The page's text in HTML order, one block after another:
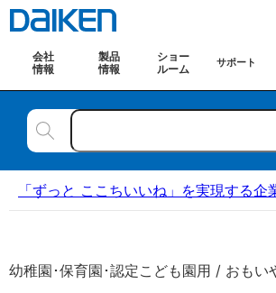
会社
情報
製品
情報
ショー
ルーム
サポート
「ずっと ここちいいね」を実現する
幼稚園･保育園･認定こども園用 / おもい